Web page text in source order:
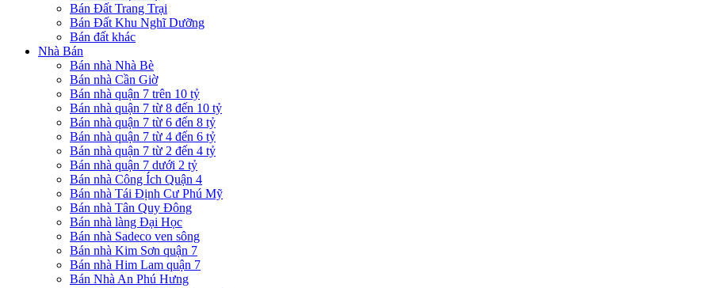
Bán Đất Trang Trại
Bán Đất Khu Nghĩ Dưỡng
Bán đất khác
Nhà Bán
Bán nhà Nhà Bè
Bán nhà Cần Giờ
Bán nhà quận 7 trên 10 tỷ
Bán nhà quận 7 từ 8 đến 10 tỷ
Bán nhà quận 7 từ 6 đến 8 tỷ
Bán nhà quận 7 từ 4 đến 6 tỷ
Bán nhà quận 7 từ 2 đến 4 tỷ
Bán nhà quận 7 dưới 2 tỷ
Bán nhà Công Ích Quận 4
Bán nhà Tái Định Cư Phú Mỹ
Bán nhà Tân Quy Đông
Bán nhà làng Đại Học
Bán nhà Sadeco ven sông
Bán nhà Kim Sơn quận 7
Bán nhà Him Lam quận 7
Bán Nhà An Phú Hưng